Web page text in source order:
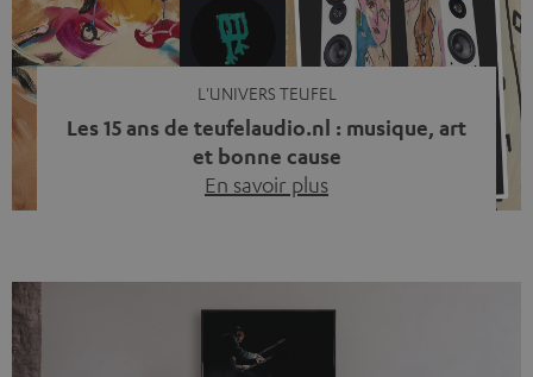
L'UNIVERS TEUFEL
Les 15 ans de teufelaudio.nl : musique, art
et bonne cause
En savoir plus
quelque chose qui reflète ce que représente Teufel :
célébrer le pouvoir du son et redonner quelque chose à
la société. La musique fait bien plus que simplement